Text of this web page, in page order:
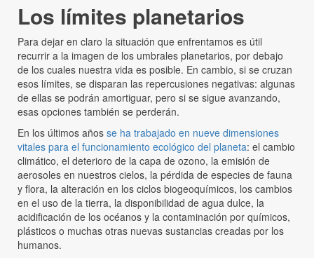
Los límites planetarios
Para dejar en claro la situación que enfrentamos es útil
recurrir a la imagen de los umbrales planetarios, por debajo
de los cuales nuestra vida es posible. En cambio, si se cruzan
esos límites, se disparan las repercusiones negativas: algunas
de ellas se podrán amortiguar, pero si se sigue avanzando,
esas opciones también se perderán.
En los últimos años se ha trabajado en nueve dimensiones
vitales para el funcionamiento ecológico del planeta: el cambio
climático, el deterioro de la capa de ozono, la emisión de
aerosoles en nuestros cielos, la pérdida de especies de fauna
y flora, la alteración en los ciclos biogeoquímicos, los cambios
en el uso de la tierra, la disponibilidad de agua dulce, la
acidificación de los océanos y la contaminación por químicos,
plásticos o muchas otras nuevas sustancias creadas por los
humanos.